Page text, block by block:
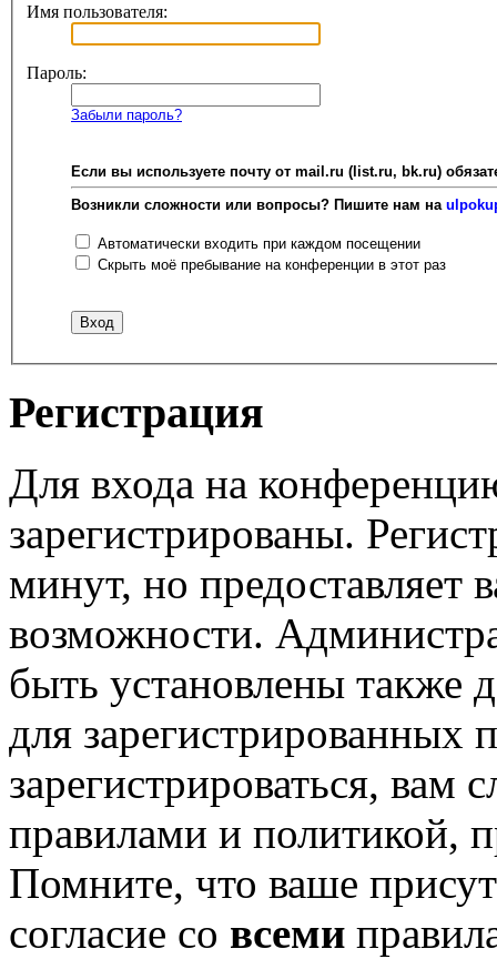
Имя пользователя:
Пароль:
Забыли пароль?
Если вы используете почту от mail.ru (list.ru, bk.ru)
Возникли сложности или вопросы? Пишите нам на
Автоматически входить при каждом посещении
Скрыть моё пребывание на конференции в этот раз
Регистрация
Для входа на
зарегистрированы.
минут, но предоставляет
возможности.
быть установлены также
для зарегистрированных
зарегистрироваться, вам
правилами и политикой,
Помните, что ваше
согласие со всеми